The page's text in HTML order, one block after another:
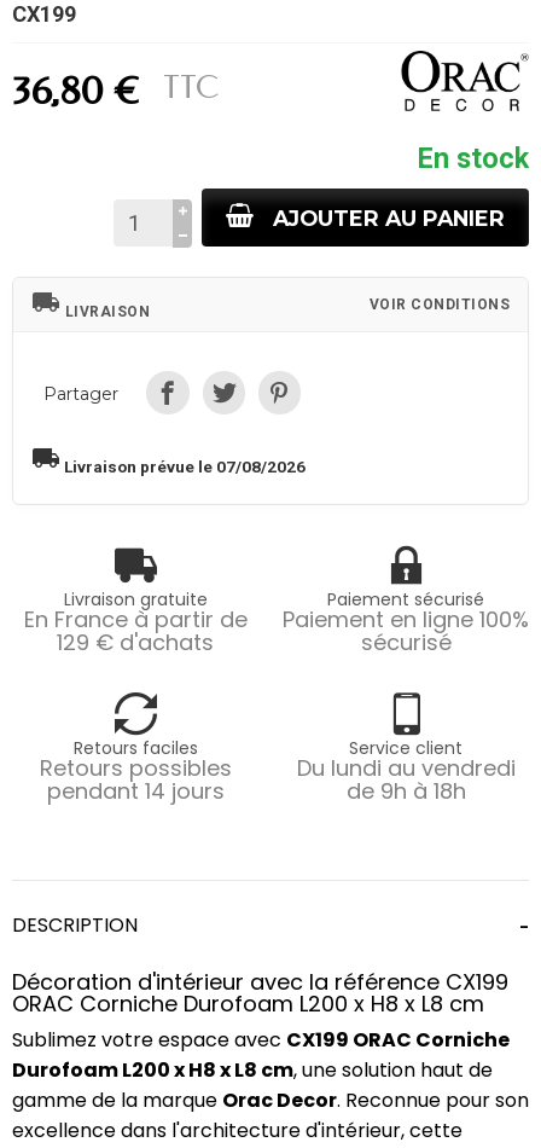
CX199
36,80 € TTC
En stock
AJOUTER AU PANIER
local_shipping LIVRAISON VOIR CONDITIONS
Partager
local_shipping Livraison prévue le 07/08/2026
Livraison gratuite
En France à partir de
129 € d'achats
Paiement sécurisé
Paiement en ligne 100%
sécurisé
Retours faciles
Retours possibles
pendant 14 jours
Service client
Du lundi au vendredi
de 9h à 18h
DESCRIPTION
Décoration d'intérieur avec la référence CX199
ORAC Corniche Durofoam L200 x H8 x L8 cm
Sublimez votre espace avec CX199 ORAC Corniche
Durofoam L200 x H8 x L8 cm, une solution haut de
gamme de la marque Orac Decor. Reconnue pour son
excellence dans l'architecture d'intérieur, cette